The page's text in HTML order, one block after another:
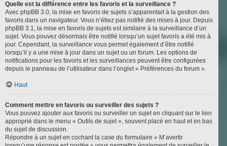
Quelle est la différence entre les favoris et la surveillance ?
Avec phpBB 3.0, la mise en favoris de sujets s’apparentait à la gestion des
favoris dans un navigateur. Vous n’étiez pas notifié des mises à jour. Depuis
phpBB 3.1, la mise en favoris de sujets est similaire à la surveillance d’un
sujet. Vous pouvez désormais être notifié lorsqu’un sujet favoris a été mis à
jour. Cependant, la surveillance vous permet également d’être notifié
lorsqu’il y a une mise à jour dans un sujet ou un forum. Les options de
notifications pour les favoris et les surveillances peuvent être configurées
depuis le panneau de l’utilisateur dans l’onglet « Préférences du forum ».
Haut
Comment mettre en favoris ou surveiller des sujets ?
Vous pouvez ajouter aux favoris ou surveiller un sujet en cliquant sur le lien
approprié dans le menu « Outils de sujet », souvent placé en haut et en bas
du sujet de discussion.
Répondre à un sujet en cochant la case du formulaire « M’avertir